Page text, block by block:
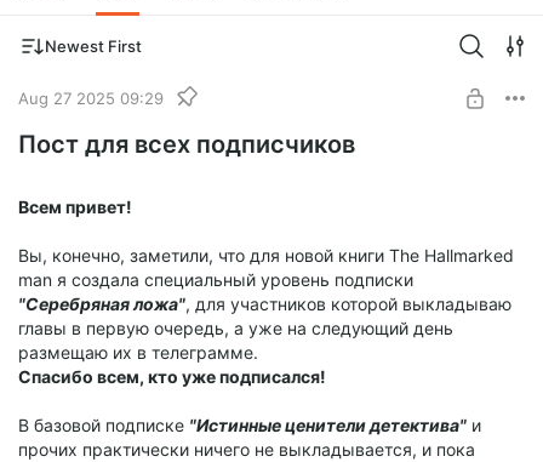
Newest First
Aug 27 2025 09:29
Пост для всех подписчиков
Всем привет!
Вы, конечно, заметили, что для новой книги The Hallmarked
man я создала специальный уровень подписки
"Серебряная ложа", для участников которой выкладываю
главы в первую очередь, а уже на следующий день
размещаю их в телеграмме.
Спасибо всем, кто уже подписался!
В базовой подписке "Истинные ценители детектива" и
прочих практически ничего не выкладывается, и пока